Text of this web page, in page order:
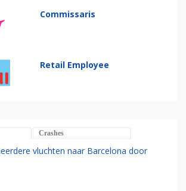
Commissaris
Retail Employee
Crashes
vluchten naar Barcelona door